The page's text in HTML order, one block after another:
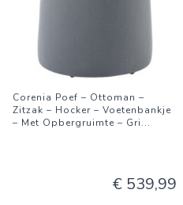
Corenia Poef – Ottoman –
Zitzak – Hocker – Voetenbankje
– Met Opbergruimte – Gri...
€ 539,99